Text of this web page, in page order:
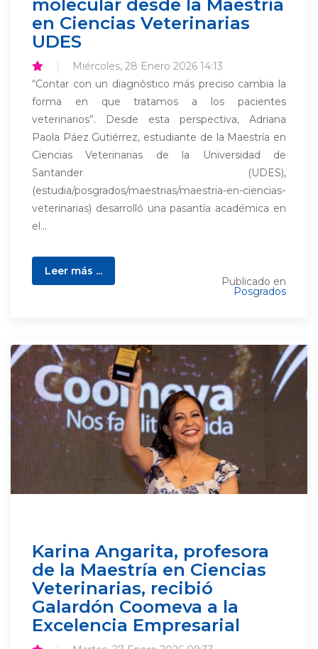
molecular desde la Maestría
en Ciencias Veterinarias
UDES
Miércoles, 28 Enero 2026 14:13
“Contar con un diagnóstico más preciso cambia la
forma en que tratamos a los pacientes
veterinarios”. Desde esta perspectiva, Adriana
Paola Páez Gutiérrez, estudiante de la Maestría en
Ciencias Veterinarias de la Universidad de
Santander (UDES),
(estudia/posgrados/maestrias/maestria-en-ciencias-
veterinarias) desarrolló una pasantía académica en
el...
Leer más ...
Publicado en
Posgrados
Karina Angarita, profesora
de la Maestría en Ciencias
Veterinarias, recibió
Galardón Coomeva a la
Excelencia Empresarial